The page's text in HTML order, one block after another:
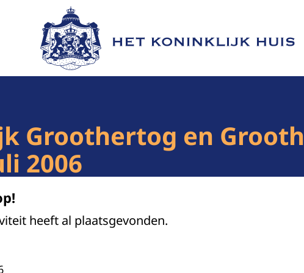
Naar de homepage van Het Koninklijk Huis
Groothertog en
2006
heeft al plaatsgevonden.